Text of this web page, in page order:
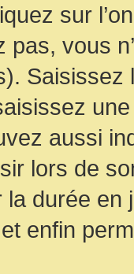
sur
pas, vous
aussi
lors de
la durée
enfin